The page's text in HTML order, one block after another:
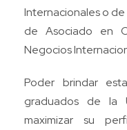
Internacionales o
de Asociado en
Negocios
Poder brindar
graduados de la
maximizar su